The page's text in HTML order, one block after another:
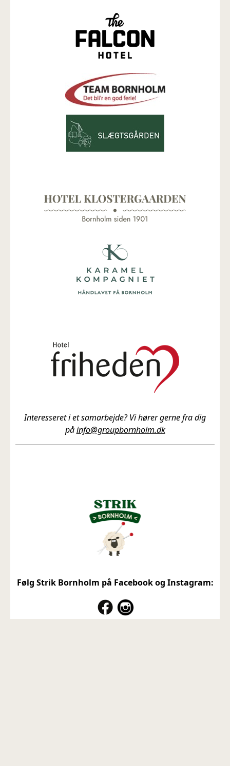
Interesseret i et samarbejde? Vi hører gerne fra dig
påinfo@groupbornholm.dk
Følg Strik Bornholm på Facebook og Instagram: